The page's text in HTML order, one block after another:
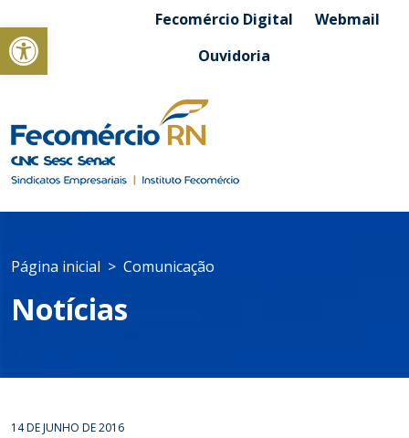
Abrir a barra de ferramentasFecomércio Digital
Webmail
Ouvidoria
Página inicial Comunicação
Notícias
14 DE JUNHO DE 2016